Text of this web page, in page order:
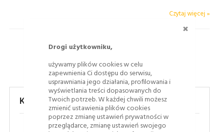
Drogi użytkowniku,
używamy plików cookies w celu
zapewnienia Ci dostępu do serwisu,
usprawniania jego działania, profilowania i
wyświetlania treści dopasowanych do
Twoich potrzeb. W każdej chwili możesz
zmienić ustawienia plików cookies
poprzez zmianę ustawień prywatności w
przeglądarce, zmianę ustawień swojego
Czytaj więcej »
Kategorie